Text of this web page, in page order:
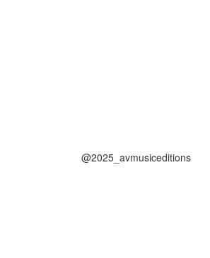
@2025_avmusiceditions